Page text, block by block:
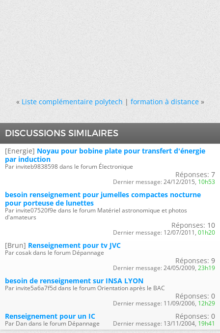
« Liste complémentaire polytech|formation à distance »
DISCUSSIONS SIMILAIRES
[Energie] Noyau pour bobine plate pour transfert d'énergie
par induction
Par inviteb9838598 dans le forum Électronique
Réponses: 7
Dernier message: 24/12/2015, 10h53
besoin renseignement pour jumelles compactes nocturne
pour porteuse de lunettes
Par invite07520f9e dans le forum Matériel astronomique et photos
d'amateurs
Réponses: 10
Dernier message: 12/07/2011, 01h20
[Brun] Renseignement pour tv JVC
Par cosak dans le forum Dépannage
Réponses: 9
Dernier message: 24/05/2009, 23h19
besoin de renseignement sur INSA LYON
Par invite5a6a7f5d dans le forum Orientation après le BAC
Réponses: 0
Dernier message: 11/09/2006, 12h29
Renseignement pour un IC
Par Dan dans le forum Dépannage
Réponses: 0
Dernier message: 13/11/2004, 19h41